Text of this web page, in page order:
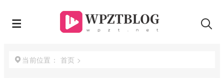
当前位置： 首页 >